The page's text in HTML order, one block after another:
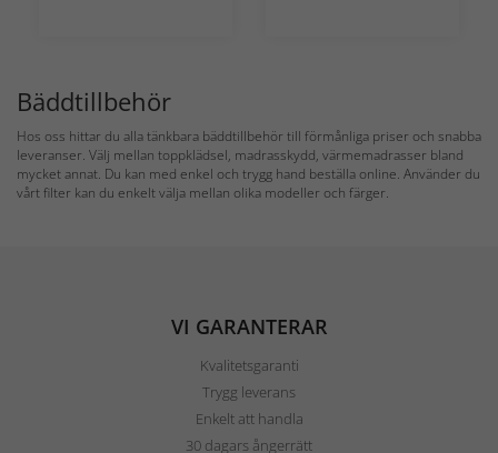
Bäddtillbehör
Hos oss hittar du alla tänkbara bäddtillbehör till förmånliga priser och snabba
leveranser. Välj mellan toppklädsel, madrasskydd, värmemadrasser bland
mycket annat. Du kan med enkel och trygg hand beställa online. Använder du
vårt filter kan du enkelt välja mellan olika modeller och färger.
VI GARANTERAR
Kvalitetsgaranti
Trygg leverans
Enkelt att handla
30 dagars ångerrätt